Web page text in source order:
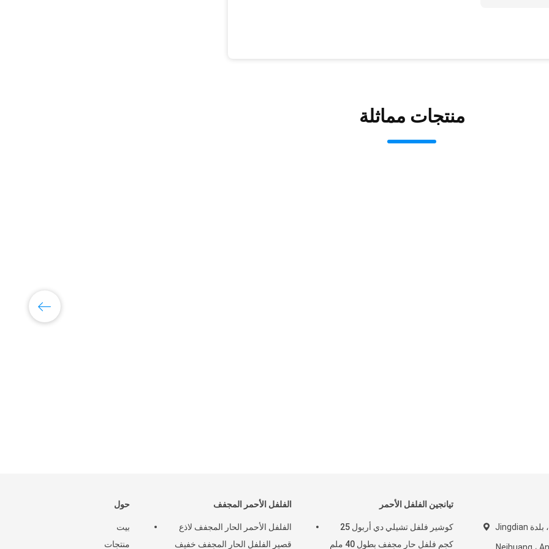
منتجات مماثلة
حول
بيت
منتجات
الفلفل الأحمر المجفف
الفلفل الأحمر الحار المجفف لاذع
قصير الفلفل الحار المجفف خفيف
تيانجين الفلفل الأحمر
كوشير فلفل تشيلي دي أربول 25
كجم فلفل حار مجفف بطول 40 ملم
قرية Dongjiang ، بلدة Jingdian